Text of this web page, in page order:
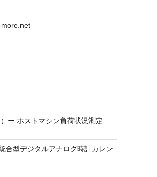
more.net
ー ホストマシン負荷状況測定
合型デジタルアナログ時計カレン